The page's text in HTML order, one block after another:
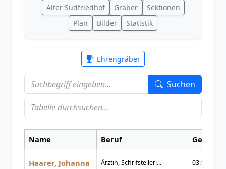
Alter Südfriedhof Gräber
Sektionen
Plan
Bilder Statistik
Ehrengräber
Suchen
Name Beruf Geboren
Haarer, Johanna Ärztin, Schrifstelleri... 03.10.1900